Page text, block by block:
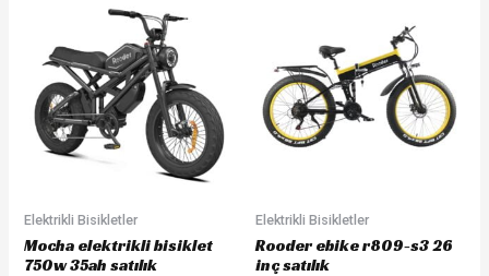
Elektrikli Bisikletler
Mocha elektrikli bisiklet
750w 35ah satılık
Elektrikli Bisikletler
Rooder ebike r809-s3 26
inç satılık